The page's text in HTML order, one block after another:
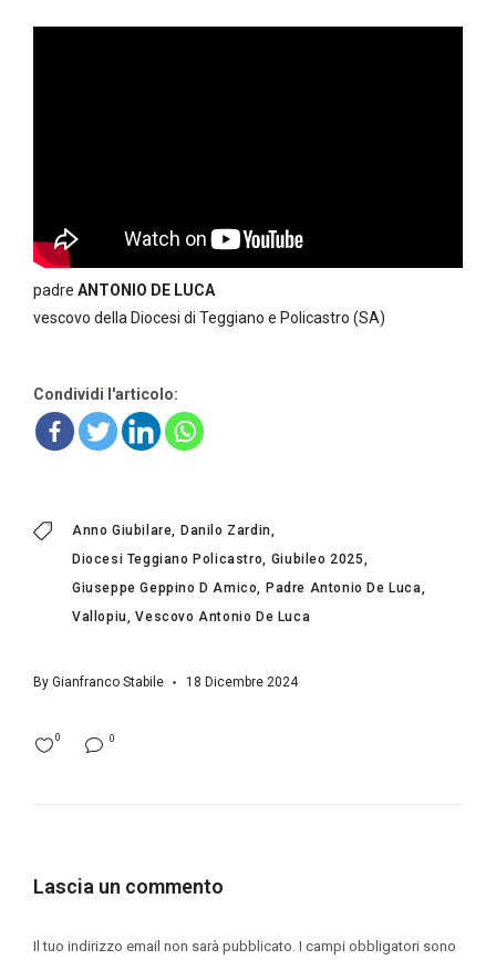
padre ANTONIO DE LUCA
vescovo della Diocesi di Teggiano e Policastro (SA)
Condividi l'articolo:
Anno Giubilare Danilo Zardin
Diocesi Teggiano Policastro
Giubileo 2025
Giuseppe Geppino D Amico
Padre Antonio De Luca
Vallopiu
Vescovo Antonio De Luca
By Gianfranco Stabile 18 Dicembre 2024
0
0
Lascia un commento
Il tuo indirizzo email non sarà pubblicato. I campi obbligatori sono